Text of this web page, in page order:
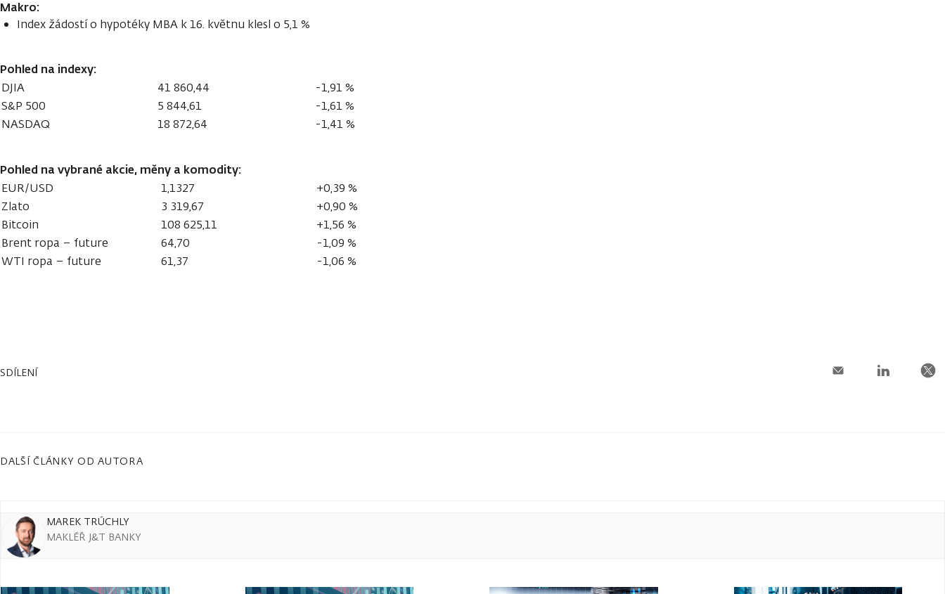
Makro:
Index žádostí o hypotéky MBA k 16. květnu klesl o 5,1 %
Pohled na indexy:
DJIA 41 860,44
-1,91 %
S&P 500
5 844,61
-1,61 %
NASDAQ
18 872,64 -1,41 %
Pohled na vybrané akcie, měny a komodity:
EUR/USD 1,1327
+0,39 %
Zlato
3 319,67
+0,90 %
Bitcoin
108 625,11
+1,56 %
Brent ropa – future
64,70
-1,09 %
WTI ropa – future
61,37 -1,06 %
SDÍLENÍ
DALŠÍ ČLÁNKY OD AUTORA
MAREK TRÚCHLY
MAKLÉŘ J&T BANKY